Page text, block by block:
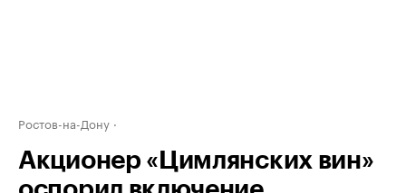
Ростов-на-Дону
Акционер «Цимлянских вин»